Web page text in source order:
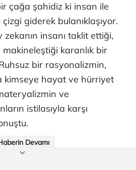
çağa şahidiz ki insan ile
giderek bulanıklaşıyor.
insanı taklit ettiği,
makineleştiği karanlık bir
bir rasyonalizmin,
kimseye hayat ve hürriyet
ve
istilasıyla karşı
Devamı